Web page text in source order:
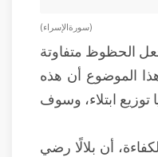
( سورة الإسراء )
الحظوظ متفاوتة
الموضوع أن هذه
توزيع ابتلاء، وسوف
أن بلالًا رضي